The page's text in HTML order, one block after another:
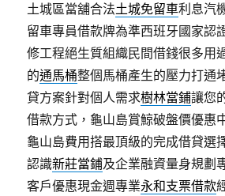
土城區當舖合法土城免留車利息汽
留車專員借款牌為準西班牙國家認
修工程絕生質組織民間借錢很多用
的通馬桶整個馬桶產生的壓力打通
貸方案針對個人需求樹林當鋪讓您
借款方式，龜山島賞鯨破盤價優惠
龜山島費用搭最頂級的完成借貸選
認識新莊當鋪及企業融資量身規劃
客戶優惠現金週專業永和支票借款